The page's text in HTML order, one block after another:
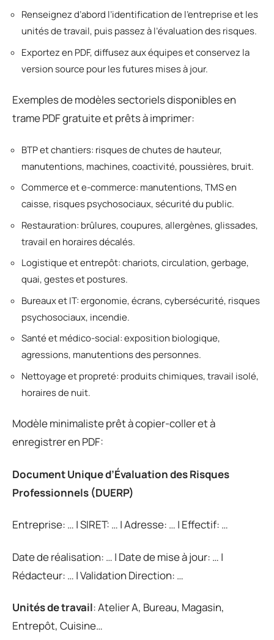
Renseignez d’abord l’identification de l’entreprise et les
unités de travail, puis passez à l’évaluation des risques.
Exportez en PDF, diffusez aux équipes et conservez la
version source pour les futures mises à jour.
Exemples de modèles sectoriels disponibles en
trame PDF gratuite et prêts à imprimer:
BTP et chantiers: risques de chutes de hauteur,
manutentions, machines, coactivité, poussières, bruit.
Commerce et e-commerce: manutentions, TMS en
caisse, risques psychosociaux, sécurité du public.
Restauration: brûlures, coupures, allergènes, glissades,
travail en horaires décalés.
Logistique et entrepôt: chariots, circulation, gerbage,
quai, gestes et postures.
Bureaux et IT: ergonomie, écrans, cybersécurité, risques
psychosociaux, incendie.
Santé et médico-social: exposition biologique,
agressions, manutentions des personnes.
Nettoyage et propreté: produits chimiques, travail isolé,
horaires de nuit.
Modèle minimaliste prêt à copier-coller et à
enregistrer en PDF:
Document Unique d’Évaluation des Risques
Professionnels (DUERP)
Entreprise: … | SIRET: … | Adresse: … | Effectif: …
Date de réalisation: … | Date de mise à jour: … |
Rédacteur: … | Validation Direction: …
Unités de travail: Atelier A, Bureau, Magasin,
Entrepôt, Cuisine…